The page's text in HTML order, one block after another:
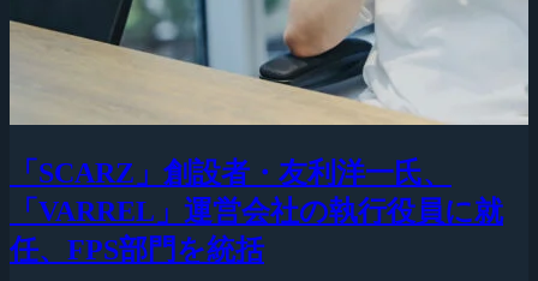
「SCARZ」創設者・友利洋一氏、
「VARREL」運営会社の執行役員に就
任、FPS部門を統括